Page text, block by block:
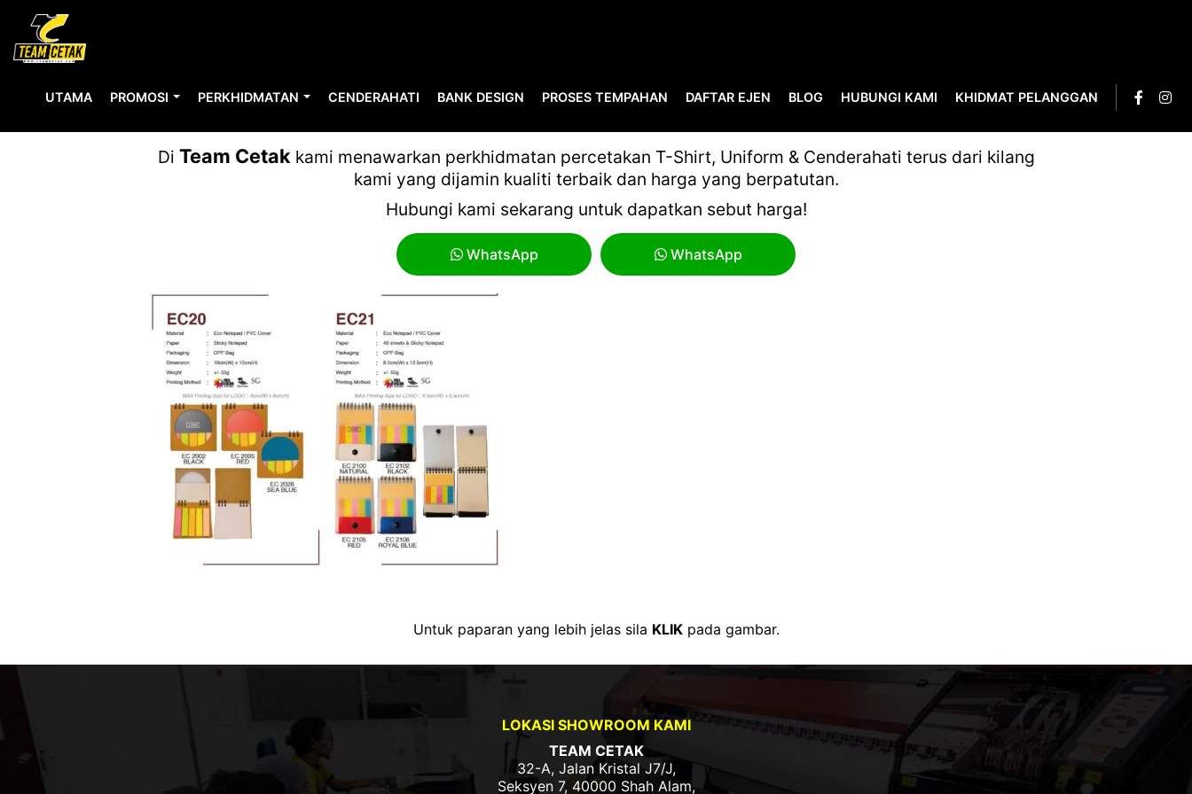
UTAMA PROMOSI PERKHIDMATAN CENDERAHATI BANK DESIGN PROSES TEMPAHAN DAFTAR EJEN BLOG HUBUNGI KAMI KHIDMAT PELANGGAN
Di Team Cetakkami menawarkan perkhidmatan percetakan T-Shirt, Uniform & Cenderahati terus dari kilang
kami yang dijamin kualiti terbaik dan harga yang berpatutan.
Hubungi kami sekarang untuk dapatkan sebut harga!
WhatsApp WhatsApp
Untuk paparan yang lebih jelas sila KLIKpada gambar.
LOKASI SHOWROOM KAMI
TEAM CETAK
32-A, Jalan Kristal J7/J,
Seksyen 7, 40000 Shah Alam,